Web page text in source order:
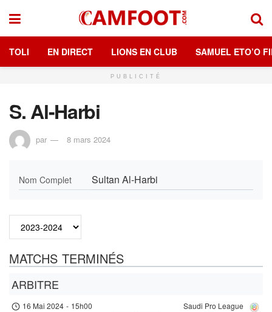
TOLI EN DIRECT LIONS EN CLUB SAMUEL ETO’O
PUBLICITÉ
S. Al-Harbi
par 8 mars 2024
Nom Complet Sultan Al-Harbi
MATCHS TERMINÉS
ARBITRE
Saudi Pro League
16 Mai 2024 - 15h00